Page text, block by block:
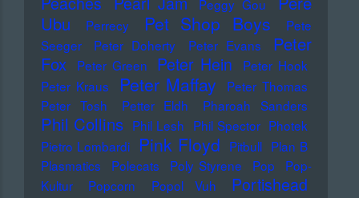
Peggy Gou
Ubu
Perrecy Pet Shop Boys
Pete
Seeger
Peter Doherty Peter Evans
Peter
Fox
Peter Green Peter Hein
Peter Hook
Peter Kraus
Peter Maffay
Peter Thomas
Peter Tosh
Petter Eldh Pharoah Sanders
Phil Collins Phil Lesh Phil Spector Photek
Pietro Lombardi
Pink Floyd Pitbull Plan B
Plasmatics
Polecats Poly Styrene Pop
Pop-
Kultur
Popcorn Popol Vuh Portishead